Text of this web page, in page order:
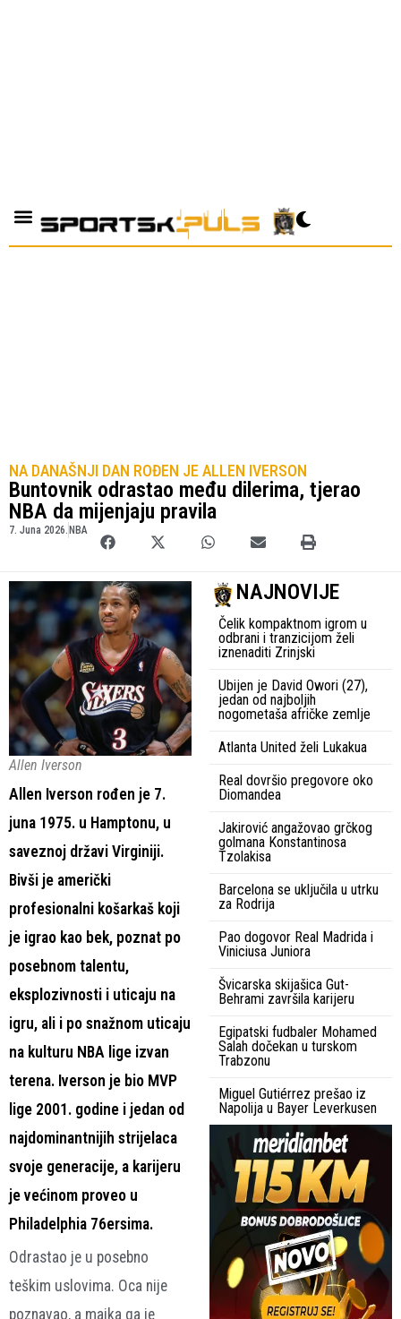
NA DANAŠNJI DAN ROĐEN JE ALLEN IVERSON
Buntovnik odrastao među dilerima, tjerao
NBA da mijenjaju pravila
7. Juna 2026. NBA
Allen Iverson
Allen Iverson rođen je 7.
juna 1975. u Hamptonu, u
saveznoj državi Virginiji.
Bivši je američki
profesionalni košarkaš koji
je igrao kao bek, poznat po
posebnom talentu,
eksplozivnosti i uticaju na
igru, ali i po snažnom uticaju
na kulturu NBA lige izvan
terena. Iverson je bio MVP
lige 2001. godine i jedan od
najdominantnijih strijelaca
svoje generacije, a karijeru
je većinom proveo u
Philadelphia 76ersima.
Odrastao je u posebno
teškim uslovima. Oca nije
poznavao, a majka ga je
NAJNOVIJE
Čelik kompaktnom igrom u
odbrani i tranzicijom želi
iznenaditi Zrinjski
Ubijen je David Owori (27),
jedan od najboljih
nogometaša afričke zemlje
Atlanta United želi Lukakua
Real dovršio pregovore oko
Diomandea
Jakirović angažovao grčkog
golmana Konstantinosa
Tzolakisa
Barcelona se uključila u utrku
za Rodrija
Pao dogovor Real Madrida i
Viniciusa Juniora
Švicarska skijašica Gut-
Behrami završila karijeru
Egipatski fudbaler Mohamed
Salah dočekan u turskom
Trabzonu
Miguel Gutiérrez prešao iz
Napolija u Bayer Leverkusen